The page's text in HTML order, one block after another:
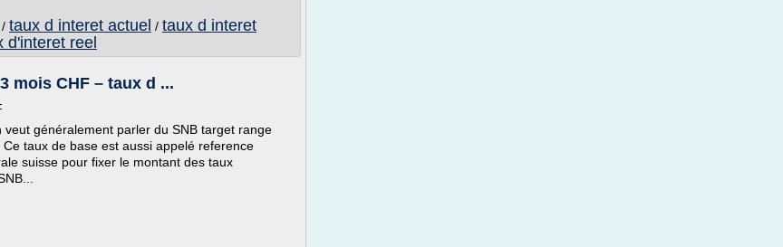
/ taux d interet actuel / taux d interet
d'interet reel
mois CHF – taux d ...
généralement parler du SNB target range
taux de base est aussi appelé reference
suisse pour fixer le montant des taux